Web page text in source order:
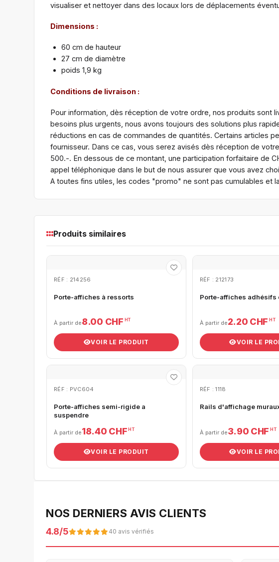
visualiser et nettoyer dans des locaux lors de déplacements
Dimensions :
60 cm de hauteur
27 cm de diamètre
poids 1,9 kg
Conditions de livraison :
Pour information, dès réception de votre ordre, nos produits sont
besoins plus urgents, nous avons toujours des solutions plus
réductions en cas de commandes de quantités. Certains articles
fournisseur. Dans ce cas, vous serez avisés dès réception de
500.-. En dessous de ce montant, une participation forfaitaire de
appel téléphonique dans le but de nous assurer que vous avez
A toutes fins utiles, les codes "promo" ne sont pas cumulables et
Produits similaires
RÉF : 214256
Porte-affiches à ressorts
À partir de8.00 CHF HT
VOIR LE PRODUIT
RÉF : 212173
Porte-affiches adhésifs
À partir de2.20 CHF HT
VOIR LE
RÉF : PVC604
Porte-affiches semi-rigide a
suspendre
À partir de18.40 CHF HT
VOIR LE PRODUIT
RÉF : 1118
Rails d'affichage
À partir de3.90 CHF HT
VOIR LE
NOS DERNIERS AVIS CLIENTS
4.8/5 40 avis vérifiés